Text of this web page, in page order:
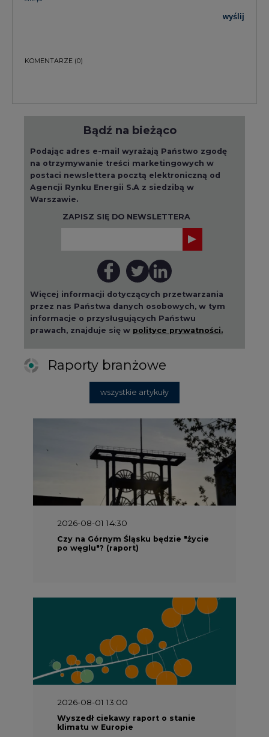
Agencji Rynku Energii S.A z siedzibą w
przez nas Państwa danych osobowych, w tym
informacje o przysługujących Państwu
prawach, znajduje się w polityce prywatności.
Raporty branżowe
po węglu"? (raport)
2026-08-01 13:00
Wyszedł ciekawy raport o stanie
klimatu w Europie
2026-07-09 10:30
Opublikowano bilans zasobów złóż
kopalin w Polsce według stanu na 31
grudnia 2025 r.